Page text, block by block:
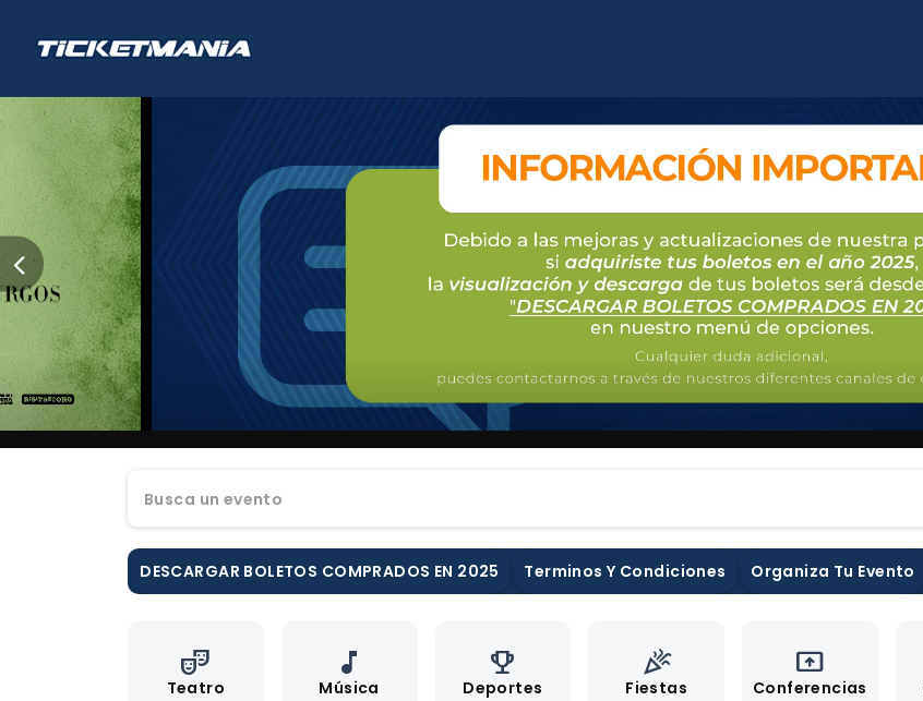
Busca un evento
DESCARGAR BOLETOS COMPRADOS EN 2025 Terminos Y Condiciones Organiza Tu Evento
theater_comedy
Teatro
music_note
Música
emoji_events
Deportes
celebration
Fiestas
present_to_all
Conferencias